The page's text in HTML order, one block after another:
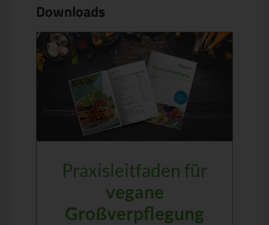
Downloads
Praxisleitfaden für
vegane
Großverpflegung